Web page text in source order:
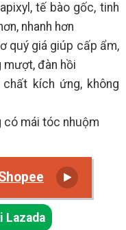
tế bào gốc, tinh
nhanh hơn
quý giá giúp cấp ẩm,
đàn hồi
kích ứng, không
có mái tóc nhuộm
Lazada